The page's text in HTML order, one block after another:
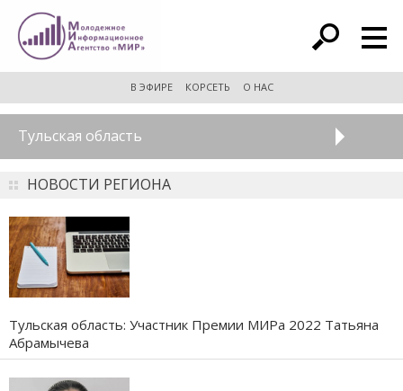
расширенный поиск
В ЭФИРЕ КОРСЕТЬ О НАС
Тульская область
НОВОСТИ РЕГИОНА
Тульская область: Участник Премии МИРа 2022 Татьяна
Абрамычева